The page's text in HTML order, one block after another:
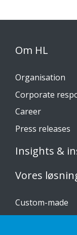
Om HL
Organisation
Corporate
Career
Press releases
Insights &
Vores
Custom-made